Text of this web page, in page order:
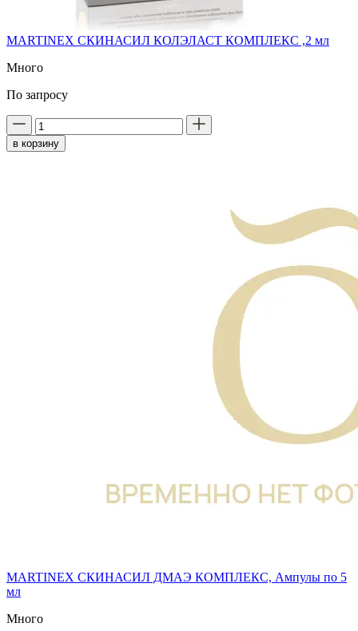
MARTINEX СКИНАСИЛ КОЛЭЛАСТ КОМПЛЕКС ,2 мл
Много
По запросу
в корзину
MARTINEX СКИНАСИЛ ДМАЭ КОМПЛЕКС, Ампулы по 5
мл
Много